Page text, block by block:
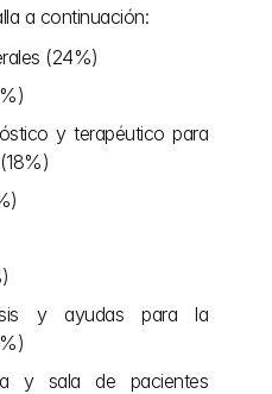
a continuación:
(24%)
y terapéutico para
y ayudas para la
y sala de pacientes